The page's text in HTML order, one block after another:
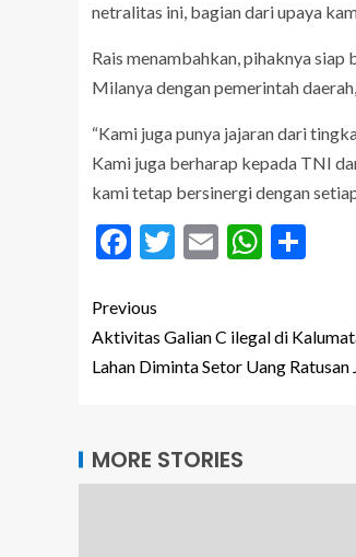
netralitas ini, bagian dari upaya
Rais menambahkan, pihaknya
Milanya dengan pemerintah
“Kami juga punya jajaran dari
Kami juga berharap kepada TNI
kami tetap bersinergi dengan
Facebook
Twitter
Email
Previous
Aktivitas Galian C ilegal di
Lahan Diminta Setor Uang
MORE STORIES